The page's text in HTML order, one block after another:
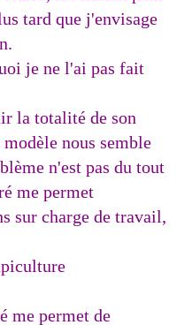
tard que j'envisage
je ne l'ai pas fait
la totalité de son
nous semble
n'est pas du tout
me permet
sur charge de travail,
me permet de